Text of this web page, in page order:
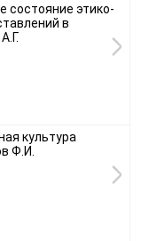
состояние этико-
в
культура
Ф.И.